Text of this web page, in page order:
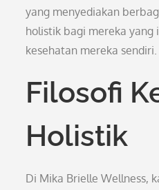
yang menyediakan
holistik bagi mereka yang
kesehatan mereka sendiri.
Filosofi
Holistik
Di Mika Brielle Wellness,